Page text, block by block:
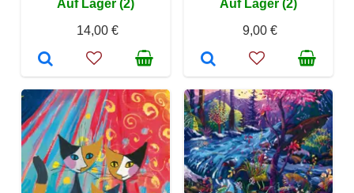
Auf Lager (2)
14,00 €
Auf Lager (2)
9,00 €